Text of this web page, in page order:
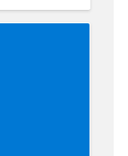
eventos e
sua
de IA,